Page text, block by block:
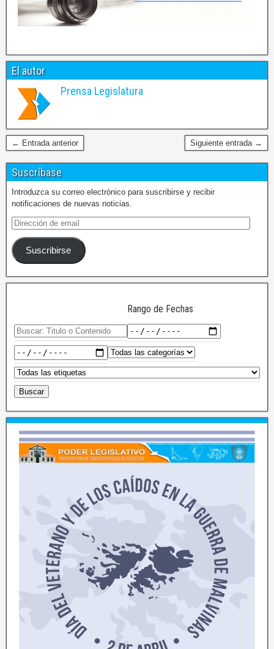
El autor
Prensa Legislatura
← Entrada anterior Siguiente entrada →
Suscríbase
Introduzca su correo electrónico para suscribirse y recibir
notificaciones de nuevas noticias.
Suscribirse
Rango de Fechas